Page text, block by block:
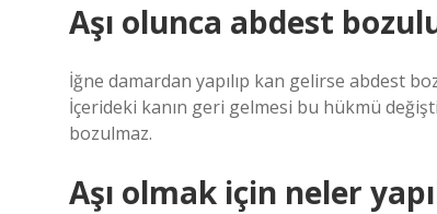
Aşı olunca abdest
İğne damardan yapılıp kan gelirse abdest
İçerideki kanın geri gelmesi bu hükmü
bozulmaz.
Aşı olmak için neler